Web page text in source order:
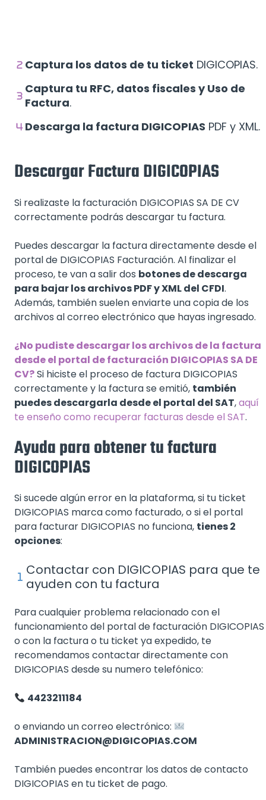
Captura los datos de tu ticket DIGICOPIAS.
Captura tu RFC, datos fiscales y Uso de
Factura.
Descarga la factura DIGICOPIAS PDF y XML.
Descargar Factura DIGICOPIAS
Si realizaste la facturación DIGICOPIAS SA DE CV
correctamente podrás descargar tu factura.
Puedes descargar la factura directamente desde el
portal de DIGICOPIAS Facturación. Al finalizar el
proceso, te van a salir dos botones de descarga
para bajar los archivos PDF y XML del CFDI.
Además, también suelen enviarte una copia de los
archivos al correo electrónico que hayas ingresado.
¿No pudiste descargar los archivos de la factura
desde el portal de facturación DIGICOPIAS SA DE
CV?Si hiciste el proceso de factura DIGICOPIAS
correctamente y la factura se emitió, también
puedes descargarla desde el portal del SAT,aquí
te enseño como recuperar facturas desde el SAT.
Ayuda para obtener tu factura
DIGICOPIAS
Si sucede algún error en la plataforma, si tu ticket
DIGICOPIAS marca como facturado, o si el portal
para facturar DIGICOPIAS no funciona, tienes 2
opciones:
Contactar con DIGICOPIAS para que te
ayuden con tu factura
Para cualquier problema relacionado con el
funcionamiento del portal de facturación DIGICOPIAS
o con la factura o tu ticket ya expedido, te
recomendamos contactar directamente con
DIGICOPIAS desde su numero telefónico:
4423211184
o enviando un correo electrónico:
ADMINISTRACION@DIGICOPIAS.COM
También puedes encontrar los datos de contacto
DIGICOPIAS en tu ticket de pago.